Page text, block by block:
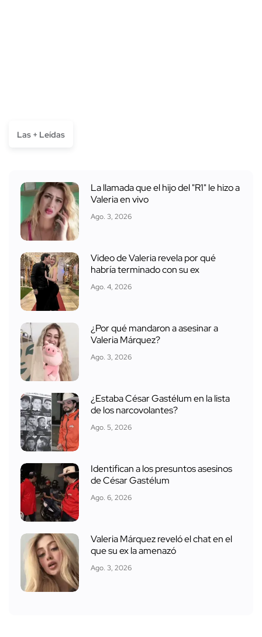
Las + Leídas
La llamada que el hijo del "R1" le hizo a
Valeria en vivo
Ago. 3, 2026
Video de Valeria revela por qué
habría terminado con su ex
Ago. 4, 2026
¿Por qué mandaron a asesinar a
Valeria Márquez?
Ago. 3, 2026
¿Estaba César Gastélum en la lista
de los narcovolantes?
Ago. 5, 2026
Identifican a los presuntos asesinos
de César Gastélum
Ago. 6, 2026
Valeria Márquez reveló el chat en el
que su ex la amenazó
Ago. 3, 2026